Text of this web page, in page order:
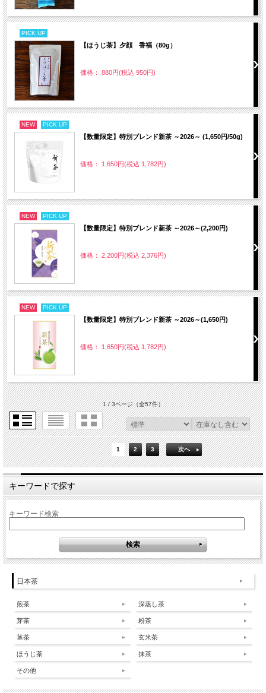
PICK UP
【ほうじ茶】夕顔 香福（80g）
価格： 880円(税込 950円)
NEW PICK UP
【数量限定】特別ブレンド新茶 ～2026～ (1,650円/50g)
価格： 1,650円(税込 1,782円)
NEW PICK UP
【数量限定】特別ブレンド新茶 ～2026～(2,200円)
価格： 2,200円(税込 2,376円)
NEW PICK UP
【数量限定】特別ブレンド新茶 ～2026～(1,650円)
価格： 1,650円(税込 1,782円)
1 / 3ページ（全57件）
1 2 3 次へ
キーワードで探す
キーワード検索
日本茶
煎茶
芽茶
茎茶
ほうじ茶
その他
深蒸し茶
粉茶
玄米茶
抹茶